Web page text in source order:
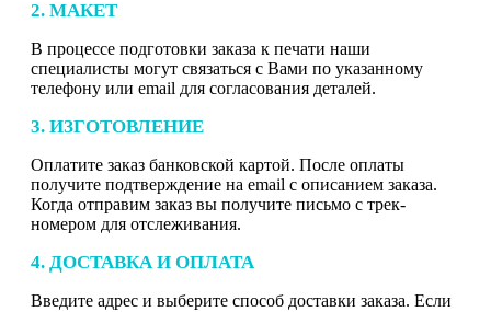
2. МАКЕТ
В процессе подготовки заказа к печати наши
специалисты могут связаться с Вами по указанному
телефону или email для согласования деталей.
3. ИЗГОТОВЛЕНИЕ
Оплатите заказ банковской картой. После оплаты
получите подтверждение на email с описанием заказа.
Когда отправим заказ вы получите письмо с трек-
номером для отслеживания.
4. ДОСТАВКА И ОПЛАТА
Введите адрес и выберите способ доставки заказа. Если